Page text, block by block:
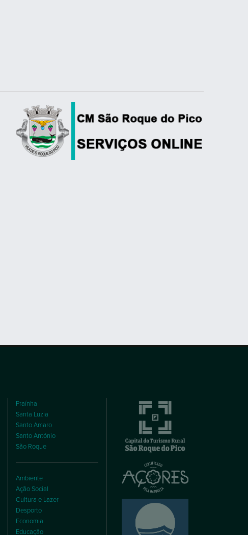
Praínha
Santa Luzia
Santo Amaro
Santo António
São Roque
Ambiente
Ação Social
Cultura e Lazer
Desporto
Economia
Educação